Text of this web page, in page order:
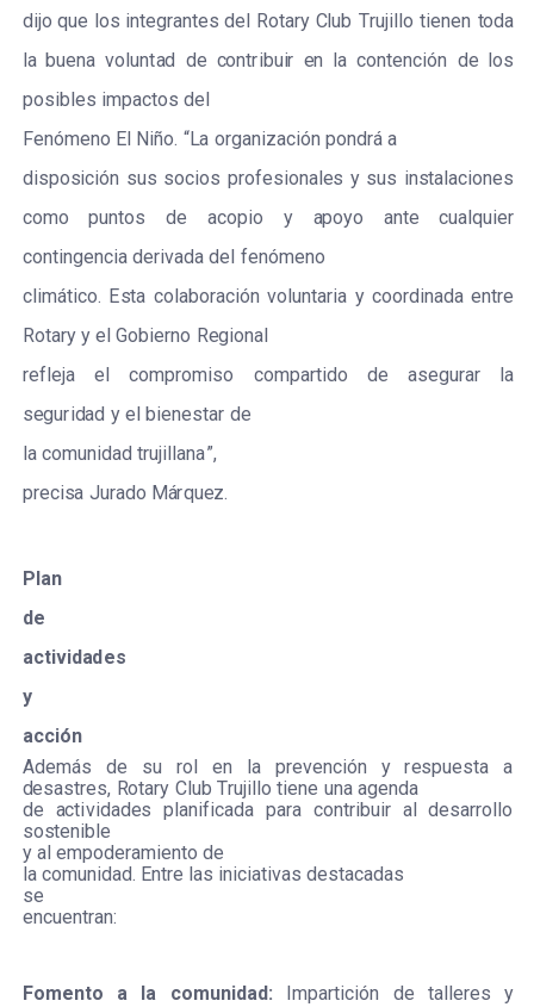
dijo que los integrantes del Rotary Club Trujillo tienen toda
la buena voluntad de contribuir en la contención de los
posibles impactos del
Fenómeno El Niño. “La organización pondrá a
disposición sus socios profesionales y sus instalaciones
como puntos de acopio y apoyo ante cualquier
contingencia derivada del fenómeno
climático. Esta colaboración voluntaria y coordinada entre
Rotary y el Gobierno Regional
refleja el compromiso compartido de asegurar
la
seguridad y el bienestar de
la comunidad trujillana”,
precisa Jurado Márquez.
Plan
de
actividades
y
acción
Además de su rol en la prevención y respuesta
a
desastres, Rotary Club Trujillo tiene una agenda
de actividades planificada para contribuir al desarrol lo
sostenible
y al empoderamiento de
la comunidad. Entre las iniciativas destacadas
se
encuentran:
Fomento a la comunidad: Impartición de talleres
y